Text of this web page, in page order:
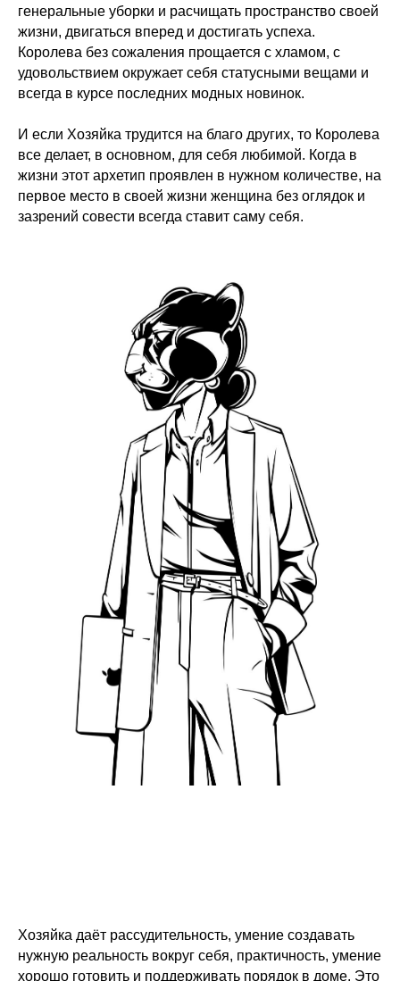
генеральные уборки и расчищать пространство своей
жизни, двигаться вперед и достигать успеха.
Королева без сожаления прощается с хламом, с
удовольствием окружает себя статусными вещами и
всегда в курсе последних модных новинок.
И если Хозяйка трудится на благо других, то Королева
все делает, в основном, для себя любимой. Когда в
жизни этот архетип проявлен в нужном количестве, на
первое место в своей жизни женщина без оглядок и
зазрений совести всегда ставит саму себя.
Хозяйка даёт рассудительность, умение создавать
нужную реальность вокруг себя, практичность, умение
хорошо готовить и поддерживать порядок в доме. Это